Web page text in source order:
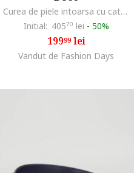
Curea de piele intoarsa cu catarama metalica, Maro inchis
Initial: 40570 lei - 50%
19999lei
Vandut de Fashion Days